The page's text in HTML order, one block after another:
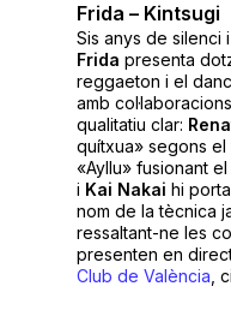
Frida – Kintsugi
Sis anys de silenci
Frida presenta
reggaeton i el
amb
qualitatiu clar:
quítxua» segons
«Ayllu» fusionant
i Kai Nakai hi
nom de la tècnica
ressaltant-ne les
presenten en
Club de València ,